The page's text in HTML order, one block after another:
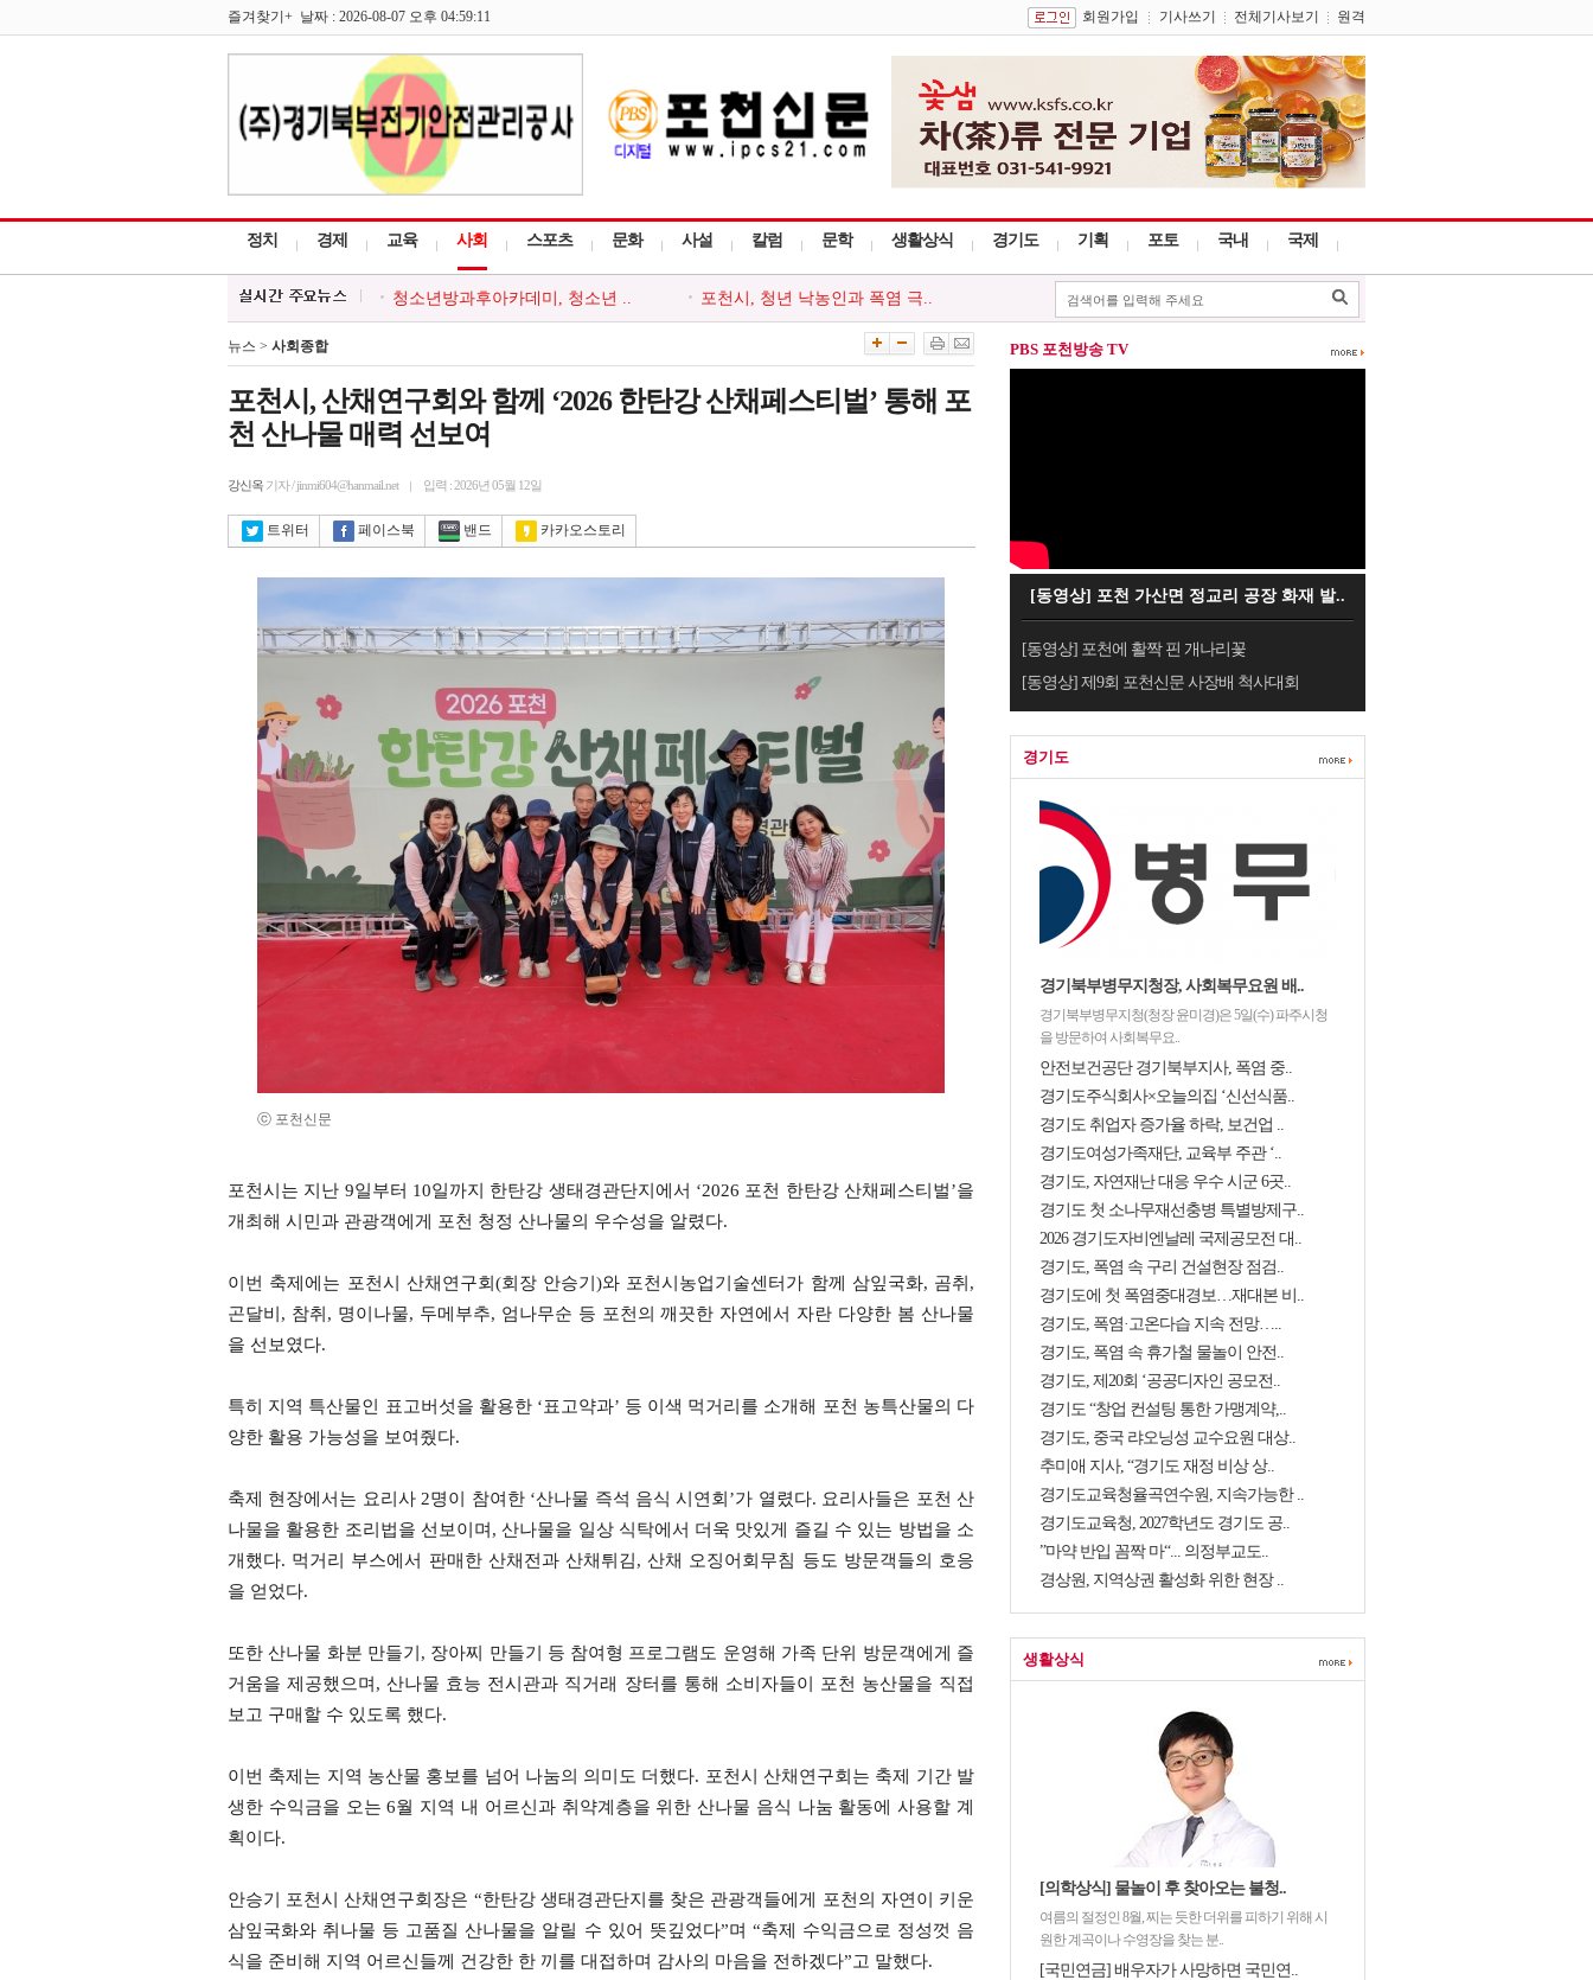
즐겨찾기+ 날짜 : 2026-08-07 오후 04:59:11 회원가입 기사쓰기 전체기사보기 원격
정치 경제 교육 사회 스포츠 문화 사설 칼럼 문학 생활상식 경기도 기획 포토 국내 국제
청소년방과후아카데미, 청소년 ..
포천시, 청년 낙농인과 폭염 극..
한국외식업중앙회 포천시지부, ..
포천동 유관 단체, 지역 주민 위..
포천시종합사회복지관, 지역주민..
포천시, 경기청년 사다리 프로그..
포천시, 세대와 직급 잇는 청렴..
대한적십자 영북봉사회, 포천시 ..
‘아름드리’, 안전부터 나눔까..
뉴스 > 사회종합
포천시, 산채연구회와 함께 ‘2026 한탄강 산채페스티벌’ 통해 포
천 산나물 매력 선보여
강신옥 기자 / jinmi604@hanmail.net 입력 : 2026년 05월 12일
트위터 페이스북 밴드 카카오스토리
ⓒ 포천신문
포천시는 지난 9일부터 10일까지 한탄강 생태경관단지에서 ‘2026 포천 한탄강 산채페스티벌’을
개최해 시민과 관광객에게 포천 청정 산나물의 우수성을 알렸다.
이번 축제에는 포천시 산채연구회(회장 안승기)와 포천시농업기술센터가 함께 삼잎국화, 곰취,
곤달비, 참취, 명이나물, 두메부추, 엄나무순 등 포천의 깨끗한 자연에서 자란 다양한 봄 산나물
을 선보였다.
특히 지역 특산물인 표고버섯을 활용한 ‘표고약과’ 등 이색 먹거리를 소개해 포천 농특산물의 다
양한 활용 가능성을 보여줬다.
축제 현장에서는 요리사 2명이 참여한 ‘산나물 즉석 음식 시연회’가 열렸다. 요리사들은 포천 산
나물을 활용한 조리법을 선보이며, 산나물을 일상 식탁에서 더욱 맛있게 즐길 수 있는 방법을 소
개했다. 먹거리 부스에서 판매한 산채전과 산채튀김, 산채 오징어회무침 등도 방문객들의 호응
을 얻었다.
또한 산나물 화분 만들기, 장아찌 만들기 등 참여형 프로그램도 운영해 가족 단위 방문객에게 즐
거움을 제공했으며, 산나물 효능 전시관과 직거래 장터를 통해 소비자들이 포천 농산물을 직접
보고 구매할 수 있도록 했다.
이번 축제는 지역 농산물 홍보를 넘어 나눔의 의미도 더했다. 포천시 산채연구회는 축제 기간 발
생한 수익금을 오는 6월 지역 내 어르신과 취약계층을 위한 산나물 음식 나눔 활동에 사용할 계
획이다.
안승기 포천시 산채연구회장은 “한탄강 생태경관단지를 찾은 관광객들에게 포천의 자연이 키운
삼잎국화와 취나물 등 고품질 산나물을 알릴 수 있어 뜻깊었다”며 “축제 수익금으로 정성껏 음
식을 준비해 지역 어르신들께 건강한 한 끼를 대접하며 감사의 마음을 전하겠다”고 말했다.
PBS 포천방송 TV
[동영상] 포천 가산면 정교리 공장 화재 발..
[동영상] 포천에 활짝 핀 개나리꽃
[동영상] 제9회 포천신문 사장배 척사대회
경기도
경기북부병무지청장, 사회복무요원 배..
경기북부병무지청(청장 윤미경)은 5일(수) 파주시청
을 방문하여 사회복무요..
안전보건공단 경기북부지사, 폭염 중..
경기도주식회사×오늘의집 ‘신선식품..
경기도 취업자 증가율 하락, 보건업 ..
경기도여성가족재단, 교육부 주관 ‘..
경기도, 자연재난 대응 우수 시군 6곳..
경기도 첫 소나무재선충병 특별방제구..
2026 경기도자비엔날레 국제공모전 대..
경기도, 폭염 속 구리 건설현장 점검..
경기도에 첫 폭염중대경보…재대본 비..
경기도, 폭염·고온다습 지속 전망…..
경기도, 폭염 속 휴가철 물놀이 안전..
경기도, 제20회 ‘공공디자인 공모전..
경기도 “창업 컨설팅 통한 가맹계약,..
경기도, 중국 랴오닝성 교수요원 대상..
추미애 지사, “경기도 재정 비상 상..
경기도교육청율곡연수원, 지속가능한 ..
경기도교육청, 2027학년도 경기도 공..
”마약 반입 꼼짝 마“... 의정부교도..
경상원, 지역상권 활성화 위한 현장 ..
생활상식
[의학상식] 물놀이 후 찾아오는 불청..
여름의 절정인 8월, 찌는 듯한 더위를 피하기 위해 시
원한 계곡이나 수영장을 찾는 분..
[국민연금] 배우자가 사망하면 국민연..